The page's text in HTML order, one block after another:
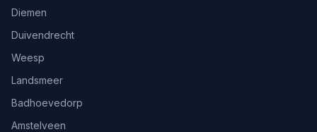
Diemen
Duivendrecht
Weesp
Landsmeer
Badhoevedorp
Amstelveen